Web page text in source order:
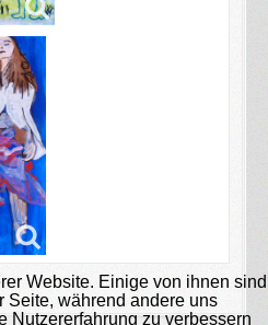
Website. Einige von ihnen sind
Seite, während andere uns
Nutzererfahrung zu verbessern